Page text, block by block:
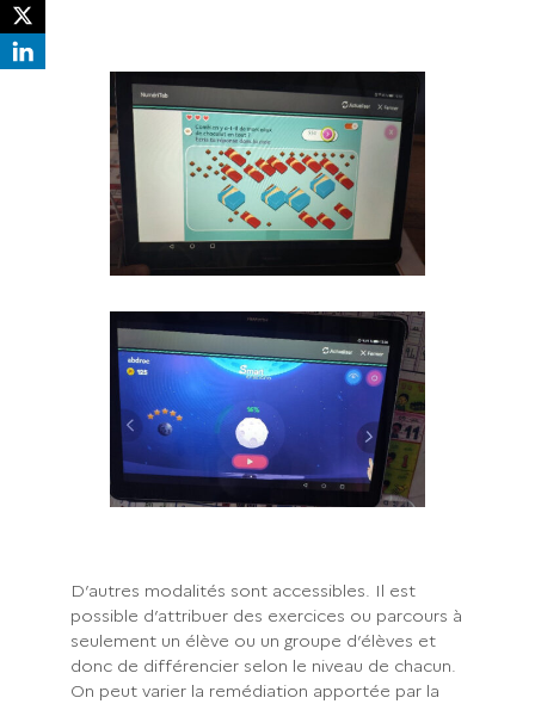
D’autres modalités sont accessibles. Il est
possible d’attribuer des exercices ou parcours à
seulement un élève ou un groupe d’élèves et
donc de différencier selon le niveau de chacun.
On peut varier la remédiation apportée par la